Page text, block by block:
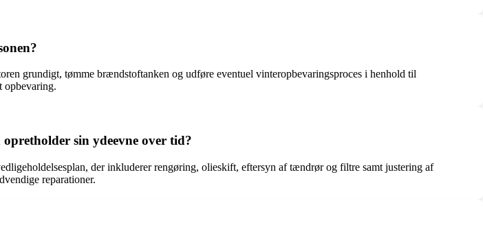
grundigt, tømme brændstoftanken og udføre eventuel vinteropbevaringsproces i henhold til
opbevaring.
sin ydeevne over tid?
der inkluderer rengøring, olieskift, eftersyn af tændrør og filtre samt justering af
reparationer.